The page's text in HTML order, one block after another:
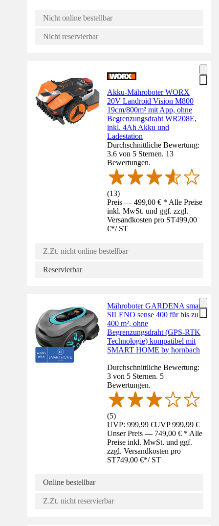
Nicht online bestellbar
Nicht reservierbar
Akku-Mähroboter WORX
20V Landroid Vision M800
19cm/800m² mit App, ohne
Begrenzungsdraht WR208E,
inkl. 4Ah Akku und
Ladestation
Durchschnittliche Bewertung:
3.6 von 5 Sternen. 13
Bewertungen.
(13)
Preis — 499,00 € * Alle Preise
inkl. MwSt. und ggf. zzgl.
Versandkosten pro ST499,00
€*/ ST
Z.Zt. nicht online bestellbar
Reservierbar
Mähroboter GARDENA smart
SILENO sense 400 für bis zu
400 m², ohne
Begrenzungsdraht (GPS-RTK
Technologie) kompatibel mit
SMART HOME by hornbach
Durchschnittliche Bewertung:
3 von 5 Sternen. 5
Bewertungen.
(5)
UVP: 999,99 €UVP999,99 €
Unser Preis — 749,00 € * Alle
Preise inkl. MwSt. und ggf.
zzgl. Versandkosten pro
ST749,00 €*/ ST
Online bestellbar
Z.Zt. nicht reservierbar